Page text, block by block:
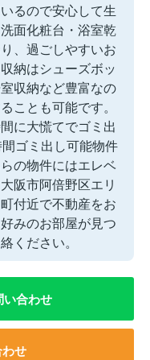
るので安心して生
面化粧台・浴室乾
、過ごしやすいお
納はシューズボッ
収納など豊富なの
ことも可能です。
に大慌てでゴミ出
ゴミ出し可能物件
の物件にはエレベ
阪市阿倍野区エリ
付近で不動産をお
みのお部屋が見つ
ください。
い合わせ
せ